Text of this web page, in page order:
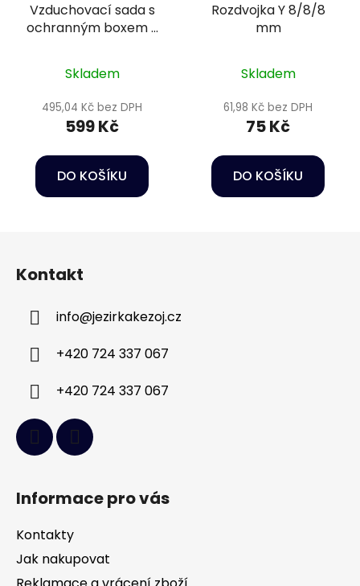
Vzduchovací sada s
ochranným boxem -
Skladem
495,04 Kč bez DPH
599 Kč
DO KOŠÍKU
Rozdvojka Y 8/8/8
mm
Skladem
61,98 Kč bez DPH
75 Kč
DO KOŠÍKU
Kontakt
info@jezirkakezoj.cz
+420 724 337 067
+420 724 337 067
Informace pro vás
Kontakty
Jak nakupovat